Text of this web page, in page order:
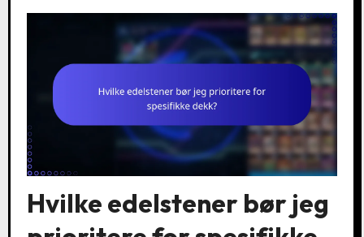
Hvilke edelstener bør jeg